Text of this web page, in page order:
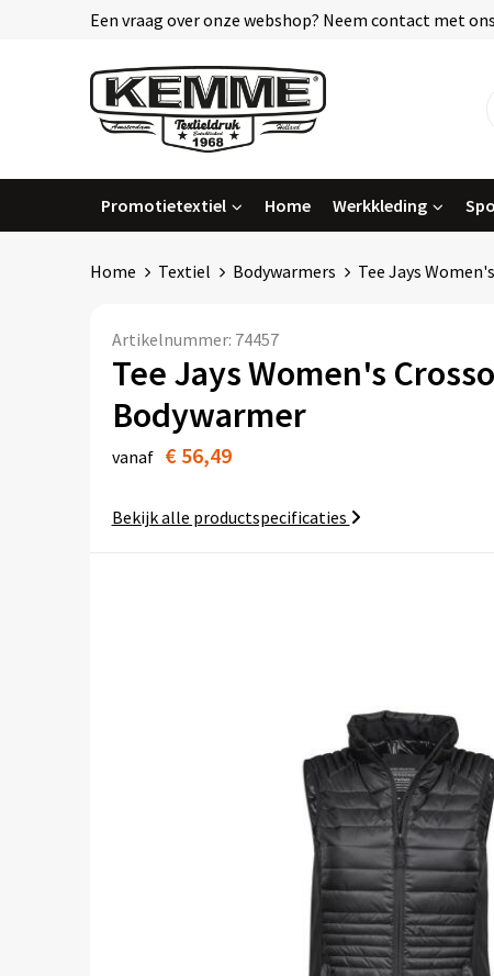
Een vraag over onze webshop? Neem contact met
Promotietextiel Home Werkkleding
Home Textiel Bodywarmers Tee Jays
Artikelnummer: 74457
Tee Jays Women's
Bodywarmer
vanaf € 56,49
Bekijk alle productspecificaties